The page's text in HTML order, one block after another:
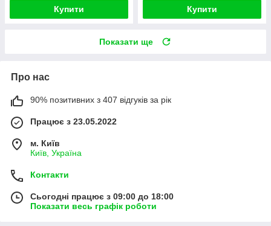
Купити Купити
Показати ще
Про нас
90% позитивних з 407 відгуків за рік
Працює з 23.05.2022
м. Київ
Київ, Україна
Контакти
Сьогодні працює з 09:00 до 18:00
Показати весь графік роботи